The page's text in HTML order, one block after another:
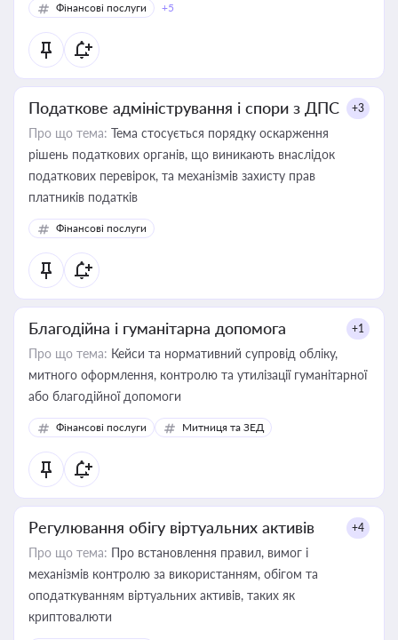
Фінансові послуги
+5
Податкове адміністрування і спори з ДПС +3
Про що тема: Тема стосується порядку оскарження
рішень податкових органів, що виникають внаслідок
податкових перевірок, та механізмів захисту прав
платників податків
Фінансові послуги
Благодійна і гуманітарна допомога +1
Про що тема: Кейси та нормативний супровід обліку,
митного оформлення, контролю та утилізації гуманітарної
або благодійної допомоги
Фінансові послуги Митниця та ЗЕД
Регулювання обігу віртуальних активів +4
Про що тема: Про встановлення правил, вимог і
механізмів контролю за використанням, обігом та
оподаткуванням віртуальних активів, таких як
криптовалюти